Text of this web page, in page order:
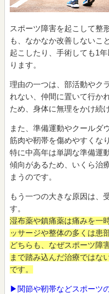
スポーツ障害を起こして整
も、なかなか改善しないこ
起こしたり、手術しても1
ります。
理由の一つは、部活動やク
れない、仲間に置いて行か
ため、身体に無理をかけ続
また、準備運動やクールダ
筋肉や靭帯を傷めやすくな
特に中高年は単調な準備運
傾向があるため、いくら治
まうのです。
もう一つの大きな原因は、
す。
湿布薬や鎮痛薬は痛みを一
ッサージや整体の多くは患
どちらも、なぜスポーツ障
まで踏み込んだ治療ではな
です。
▶関節や靭帯などスポーツ